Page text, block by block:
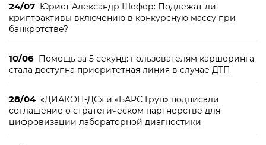
24/07 Юрист Александр Шефер: Подлежат ли
криптоактивы включению в конкурсную массу при
банкротстве?
10/06 Помощь за 5 секунд: пользователям каршеринга
стала доступна приоритетная линия в случае ДТП
28/04 «ДИАКОН-ДС» и «БАРС Груп» подписали
соглашение о стратегическом партнерстве для
цифровизации лабораторной диагностики